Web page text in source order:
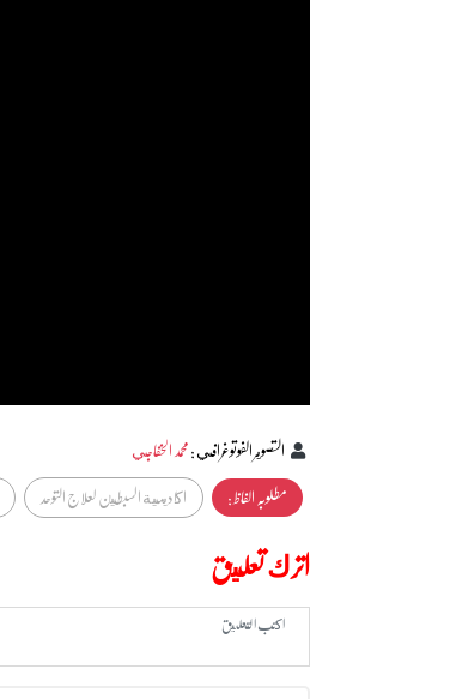
التصوير الفوتوغرافي:محمد الخفاجي
مطلوبہ الفاظ :
اكاديمية السبطين لعلاج التوحد
اترك تعليق